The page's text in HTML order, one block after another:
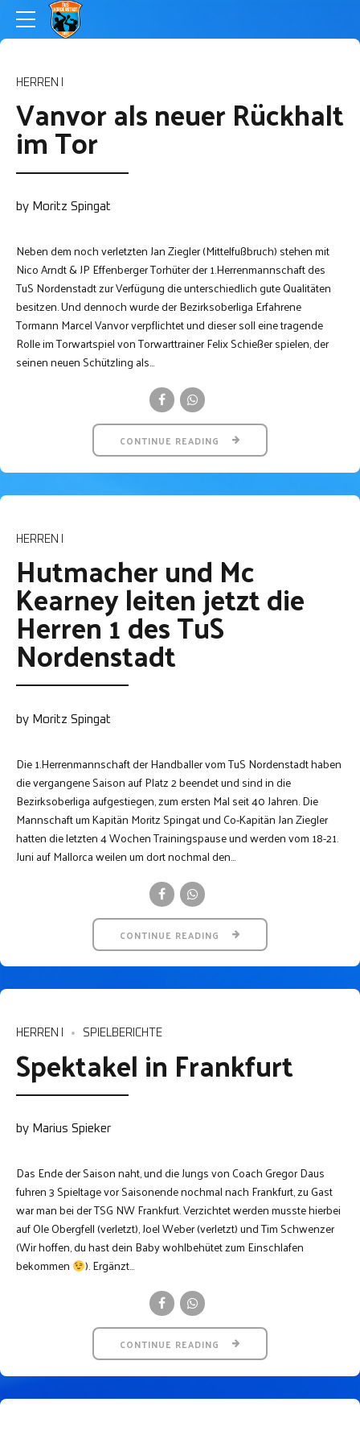
HERREN I
Vanvor als neuer Rückhalt
im Tor
by Moritz Spingat
Neben dem noch verletzten Jan Ziegler (Mittelfußbruch) stehen mit
Nico Arndt & JP Effenberger Torhüter der 1.Herrenmannschaft des
TuS Nordenstadt zur Verfügung die unterschiedlich gute Qualitäten
besitzen. Und dennoch wurde der Bezirksoberliga Erfahrene
Tormann Marcel Vanvor verpflichtet und dieser soll eine tragende
Rolle im Torwartspiel von Torwarttrainer Felix Schießer spielen, der
seinen neuen Schützling als...
CONTINUE READING
HERREN I
Hutmacher und Mc
Kearney leiten jetzt die
Herren 1 des TuS
Nordenstadt
by Moritz Spingat
Die 1.Herrenmannschaft der Handballer vom TuS Nordenstadt haben
die vergangene Saison auf Platz 2 beendet und sind in die
Bezirksoberliga aufgestiegen, zum ersten Mal seit 40 Jahren. Die
Mannschaft um Kapitän Moritz Spingat und Co-Kapitän Jan Ziegler
hatten die letzten 4 Wochen Trainingspause und werden vom 18-21.
Juni auf Mallorca weilen um dort nochmal den...
CONTINUE READING
HERREN I SPIELBERICHTE
Spektakel in Frankfurt
by Marius Spieker
Das Ende der Saison naht, und die Jungs von Coach Gregor Daus
fuhren 3 Spieltage vor Saisonende nochmal nach Frankfurt, zu Gast
war man bei der TSG NW Frankfurt. Verzichtet werden musste hierbei
auf Ole Obergfell (verletzt), Joel Weber (verletzt) und Tim Schwenzer
(Wir hoffen, du hast dein Baby wohlbehütet zum Einschlafen
bekommen
). Ergänzt...
CONTINUE READING